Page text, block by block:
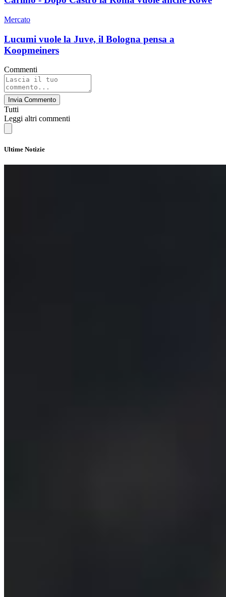
Mercato
Lucumi vuole la Juve, il Bologna pensa a
Koopmeiners
Commenti
Invia Commento
Tutti
Leggi altri commenti
Ultime Notizie